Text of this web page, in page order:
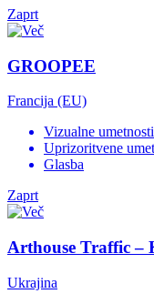
Zaprt
GROOPEE
Francija (EU)
Vizualne umetnosti
Uprizoritvene
Glasba
Zaprt
Arthouse Traffic –
Ukrajina